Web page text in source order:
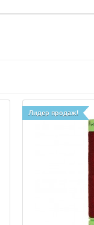
Лидер продаж!